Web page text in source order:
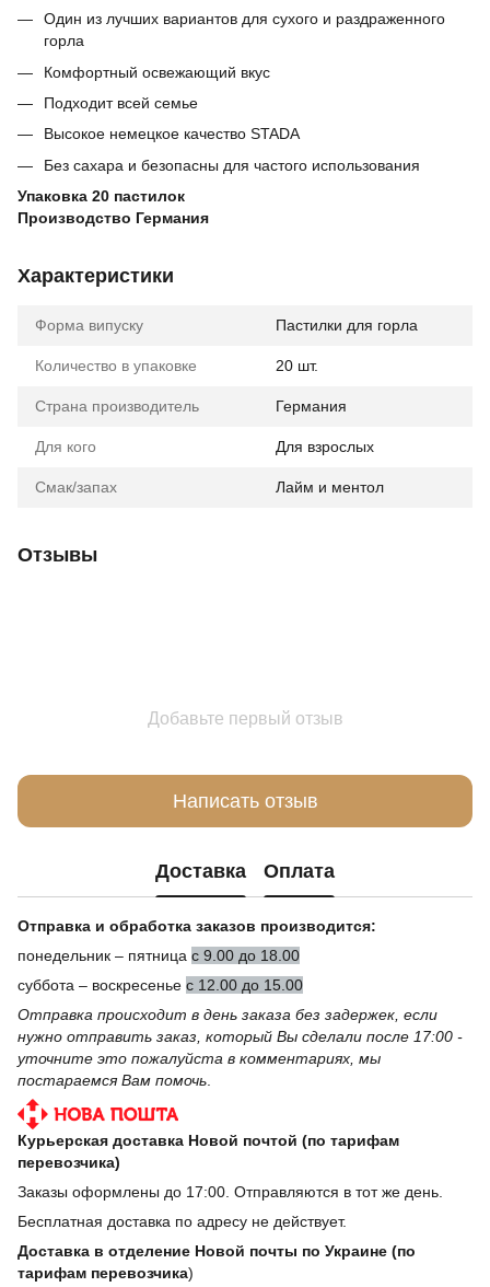
Один из лучших вариантов для сухого и раздраженного
горла
Комфортный освежающий вкус
Подходит всей семье
Высокое немецкое качество STADA
Без сахара и безопасны для частого использования
Упаковка 20 пастилок
Производство Германия
Характеристики
Форма випуску Пастилки для горла
Количество в упаковке 20 шт.
Страна производитель Германия
Для кого Для взрослых
Смак/запах Лайм и ментол
Отзывы
Добавьте первый отзыв
Написать отзыв
Доставка Оплата
Отправка и обработка заказов производится:
понедельник – пятница с 9.00 до 18.00
суббота – воскресенье с 12.00 до 15.00
Отправка происходит в день заказа без задержек, если
нужно отправить заказ, который Вы сделали после 17:00 -
уточните это пожалуйста в комментариях, мы
постараемся Вам помочь
Курьерская доставка Новой почтой (по тарифам
перевозчика)
Заказы оформлены до 17:00. Отправляются в тот же день.
Бесплатная доставка по адресу не действует.
Доставка в отделение Новой почты по Украине (по
тарифам перевозчика)